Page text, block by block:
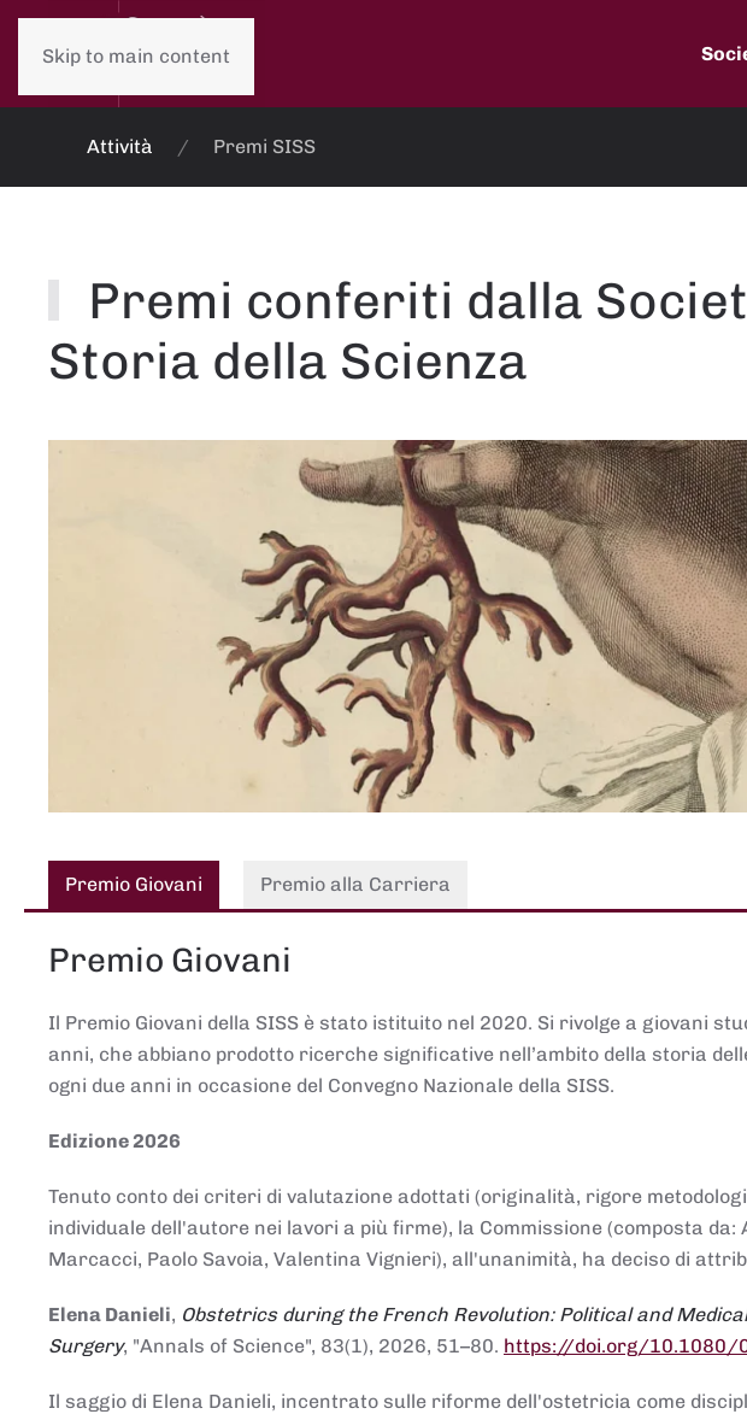
Skip to main content
Attività Premi SISS
Premi conferiti dalla
Storia della Scienza
Premio Giovani Premio alla Carriera
Premio Giovani
Il Premio Giovani della SISS è stato istituito nel 2020. Si rivolge a giovani
anni, che abbiano prodotto ricerche significative nell’ambito della storia
ogni due anni in occasione del Convegno Nazionale della SISS.
Edizione 2026
Tenuto conto dei criteri di valutazione adottati (originalità, rigore
individuale dell'autore nei lavori a più firme), la Commissione (composta
Marcacci, Paolo Savoia, Valentina Vignieri), all'unanimità, ha deciso di
Elena Danieli, Obstetrics during the French Revolution: Political and
Surgery, "Annals of Science", 83(1), 2026, 51–80. https://doi.org/10.1080/
Il saggio di Elena Danieli, incentrato sulle riforme dell'ostetricia come